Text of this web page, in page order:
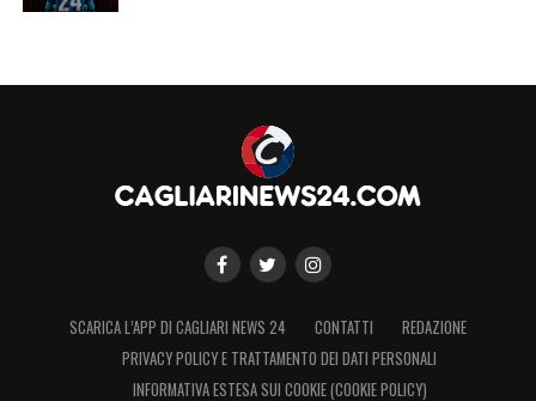
SCARICA L’APP DI CAGLIARI NEWS 24 CONTATTI
REDAZIONE
PRIVACY POLICY E TRATTAMENTO DEI DATI PERSONALI
INFORMATIVA ESTESA SUI COOKIE (COOKIE POLICY)